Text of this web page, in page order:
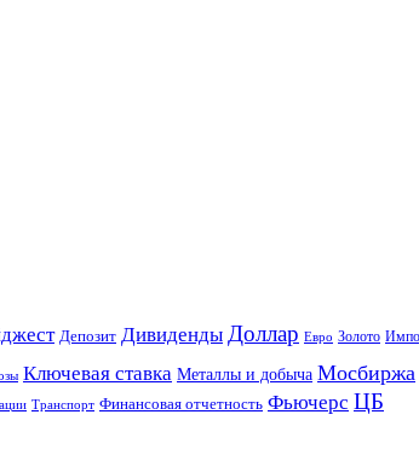
Депозит Дивиденды Доллар Евро Золото
Ключевая ставка Металлы и добыча Мосбиржа
Транспорт Финансовая отчетность Фьючерс ЦБ